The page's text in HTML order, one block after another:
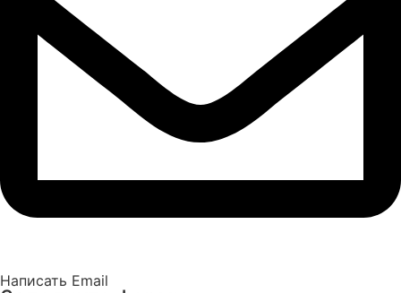
Написать Email